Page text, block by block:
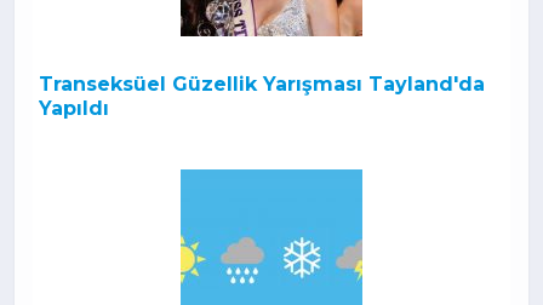
Transeksüel Güzellik Yarışması Tayland'da
Yapıldı